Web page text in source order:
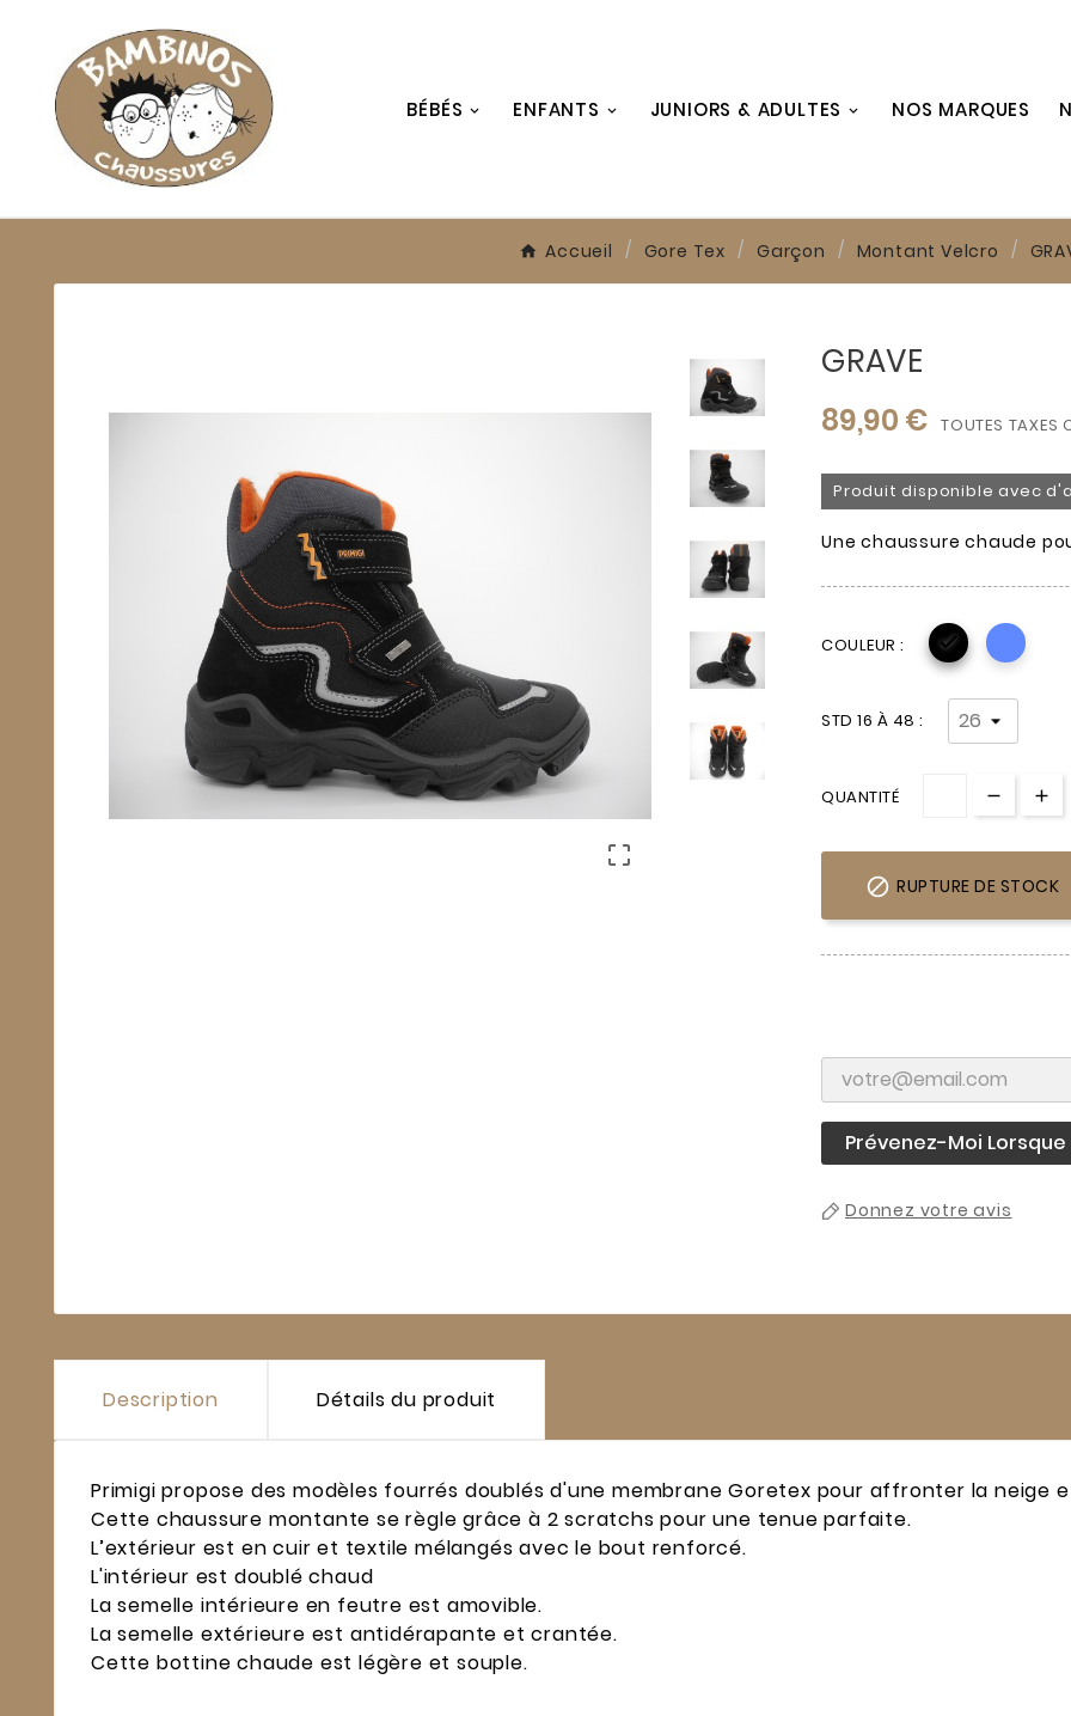
BÉBÉS ENFANTS JUNIORS & ADULTES NOS MARQUES
Accueil Gore Tex Garçon Montant Velcro

GRAVE
89,90 € TOUTES TAXES
Produit disponible avec
Une chaussure chaude
COULEUR : 
STD 16 À 48 :
QUANTITÉ
 RUPTURE DE STOCK
Prévenez-Moi
Donnez votre avis
Description Détails du produit
Primigi propose des modèles fourrés doublés d'une membrane Goretex pour affronter la neige
Cette chaussure montante se règle grâce à 2 scratchs pour une tenue parfaite.
L’extérieur est en cuir et textile mélangés avec le bout renforcé.
L'intérieur est doublé chaud
La semelle intérieure en feutre est amovible.
La semelle extérieure est antidérapante et crantée.
Cette bottine chaude est légère et souple.